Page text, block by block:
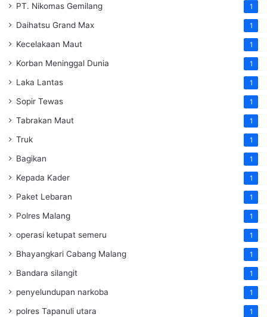
PT. Nikomas Gemilang 1
Daihatsu Grand Max 1
Kecelakaan Maut 1
Korban Meninggal Dunia 1
Laka Lantas 1
Sopir Tewas 1
Tabrakan Maut 1
Truk 1
Bagikan 1
Kepada Kader 1
Paket Lebaran 1
Polres Malang 1
operasi ketupat semeru 1
Bhayangkari Cabang Malang 1
Bandara silangit 1
penyelundupan narkoba 1
polres Tapanuli utara 1